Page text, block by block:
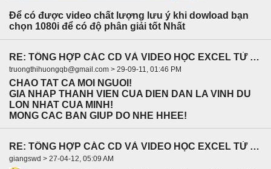
Để có được video chất lượng lưu ý khi dowload bạn
chọn 1080i để có độ phân giải tốt Nhất
RE: TỔNG HỢP CÁC CD VÀ VIDEO HỌC EXCEL TỪ CĂN BẢN ĐẾN NÂNG CAO CÓ BÀI TẬP VÀ LỜI GIẢI
truongthihuongqb@gmail.com > 29-09-11, 01:46 PM
CHAO TAT CA MOI NGUOI!
GIA NHAP THANH VIEN CUA DIEN DAN LA VINH DU
LON NHAT CUA MINH!
MONG CAC BAN GIUP DO NHE HHEE!
RE: TỔNG HỢP CÁC CD VÀ VIDEO HỌC EXCEL TỪ CĂN BẢN ĐẾN NÂNG CAO CÓ BÀI TẬP VÀ LỜI GIẢI
giangswd > 27-04-12, 05:09 AM